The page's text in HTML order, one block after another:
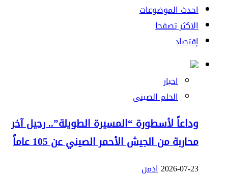
احدث الموضوعات
الاكثر تصفحا
إقتصاد
اخبار
الحلم الصيني
وداعاً لأسطورة “المسيرة الطويلة”.. رحيل آخر
محاربة من الجيش الأحمر الصيني عن 105 عاماً
2026-07-23ادمن